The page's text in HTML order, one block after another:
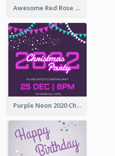
Awesome Red Rose Valentine Celebration Invitation
Purple Neon 2020 Christmas Party Invitation